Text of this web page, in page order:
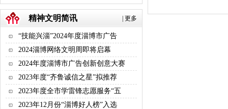
更多
精神文明简讯
“技能兴淄”2024年度淄博市广告
2024淄博网络文明周即将启幕
2024年度淄博市广告创新创意大赛
2023年度“齐鲁诚信之星”拟推荐
2023年度全市学雷锋志愿服务“五
2023年12月份“淄博好人榜”入选